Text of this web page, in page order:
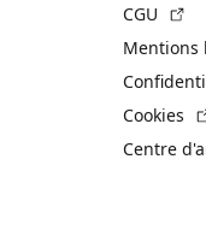
CGU
Mentions
Cookies
Centre